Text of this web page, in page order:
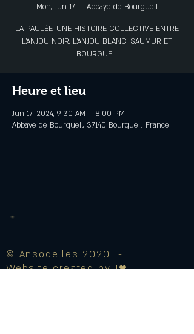
Mon, Jun 17
  |
Abbaye de Bourgueil
LA PAULÉE, UNE HISTOIRE COLLECTIVE ENTRE
L’ANJOU NOIR, L’ANJOU BLANC, SAUMUR ET
BOURGUEIL
Heure et lieu
Jun 17, 2024, 9:30 AM – 8:00 PM
Abbaye de Bourgueil, 37140 Bourgueil, France
© Ansodelles 2020 -
Website created by J♥